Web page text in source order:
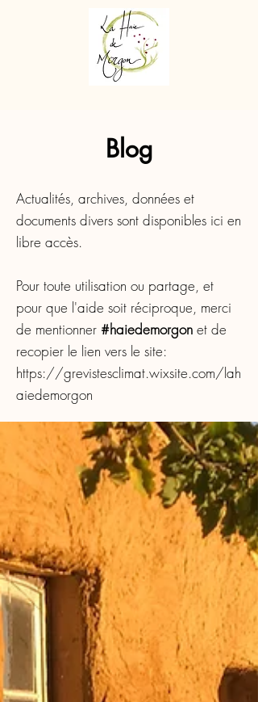
Blog
Actualités, archives, données et
documents divers sont disponibles ici en
libre accès.
Pour toute utilisation ou partage, et
pour que l'aide soit réciproque, merci
de mentionner #haiedemorgon et de
recopier le lien vers le site:
https://grevistesclimat.wixsite.com/lah
aiedemorgon